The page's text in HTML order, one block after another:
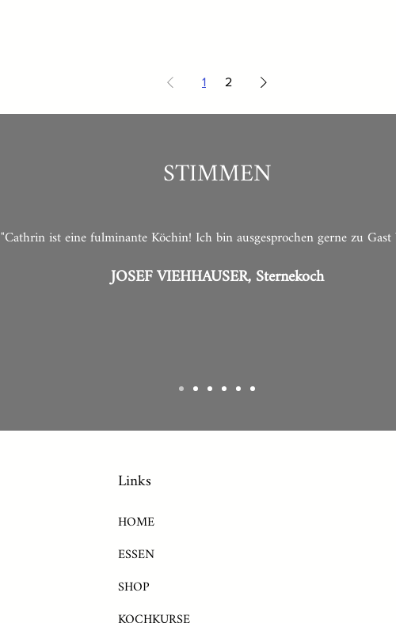
1 2
STIMMEN
"Cathrin ist eine fulminante Köchin! Ich bin ausgesprochen gerne zu
JOSEF VIEHHAUSER, Sternekoch
Links
HOME
ESSEN
SHOP